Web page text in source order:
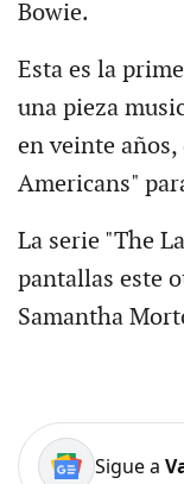
Bowie.
Esta es la
una pieza
en veinte
Americans"
La serie "The
pantallas este
Samantha
Sigue a